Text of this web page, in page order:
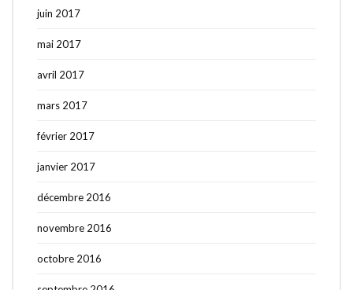
juin 2017
mai 2017
avril 2017
mars 2017
février 2017
janvier 2017
décembre 2016
novembre 2016
octobre 2016